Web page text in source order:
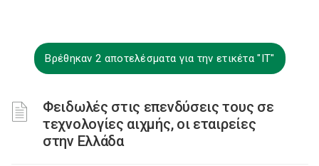
Βρέθηκαν 2 αποτελέσματα για την ετικέτα "ΙΤ"
Φειδωλές στις επενδύσεις τους σε
τεχνολογίες αιχμής, οι εταιρείες
στην Ελλάδα